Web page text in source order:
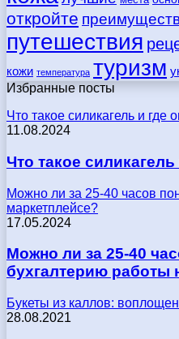
откройте
путешествия
кожи температура туризм
Избранные посты
Что такое силикагель и где
11.08.2024
Что такое
Можно ли за 25-40 часов
маркетплейсе?
17.05.2024
Можно ли за 25-40
бухгалтерию работы
Букеты из каллов:
28.08.2021